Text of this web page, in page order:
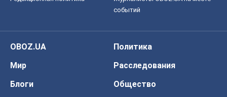
событий
OBOZ.UA
Политика
Мир
Расследования
Блоги
Общество